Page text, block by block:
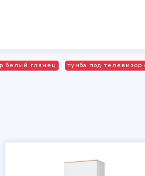
белый глянец тумба под телевизор